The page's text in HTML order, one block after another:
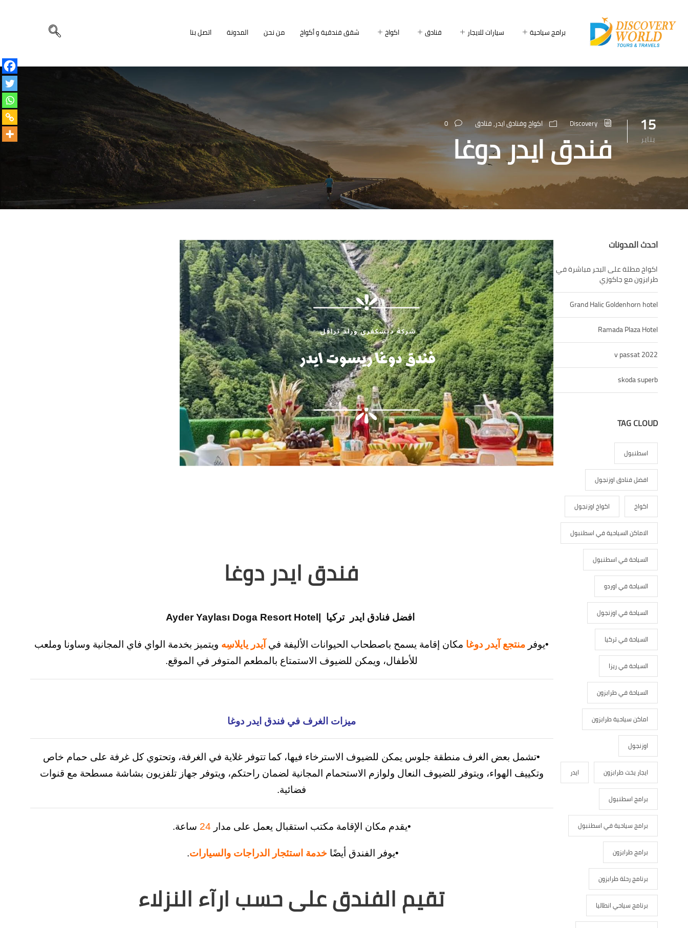
برامج سياحية سيارات للايجار فنادق اكواخ شقق فندقية و أكواخ من نحن المدونة اتصل بنا
15
يناير
Discovery اكواخ وفنادق ايدر,فنادق 0
فندق ايدر دوغا
فندق ايدر دوغا
افضل فنادق ايدر تركيا |Ayder Yaylası Doga Resort Hotel
•يوفر منتجع آيدر دوغا مكان إقامة يسمح باصطحاب الحيوانات الأليفة في آيدر يايلاسِه ويتميز بخدمة الواي فاي المجانية وساونا وملعب
للأطفال، ويمكن للضيوف الاستمتاع بالمطعم المتوفر في الموقع.
ميزات الغرف في فندق ايدر دوغا
•تشمل بعض الغرف منطقة جلوس يمكن للضيوف الاسترخاء فيها، كما تتوفر غلاية في الغرفة، وتحتوي كل غرفة على حمام خاص
وتكييف الهواء، ويتوفر للضيوف النعال ولوازم الاستحمام المجانية لضمان راحتكم، ويتوفر جهاز تلفزيون بشاشة مسطحة مع قنوات
فضائية.
•يقدم مكان الإقامة مكتب استقبال يعمل على مدار ساعة.
•يوفر الفندق أيضًا خدمة استئجار الدراجات والسيارات.
تقيم الفندق على حسب ارآء النزلاء
احدث المدونات
اكواخ مطلة على البحر مباشرة في
طرابزون مع جاكوزي
Grand Halic Goldenhorn hotel
Ramada Plaza Hotel
v passat 2022
skoda superb
TAG CLOUD
اسطنبول
افضل فنادق اوزنجول
اكواخ اكواخ اوزنجول
الاماكن السياحية في اسطنبول
السياحة في اسطنبول
السياحة في اوردو
السياحة في اوزنجول
السياحة في تركيا
السياحة في ريزا
السياحة في طرابزون
اماكن سياحية طرابزون
اوزنجول
ايجار يخت طرابزون ايدر
برامج اسطنبول
برامج سياحية في اسطنبول
برامج طرابزون
برنامج رحلة طرابزون
برنامج سياحي انطاليا